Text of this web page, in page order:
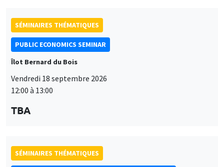
SÉMINAIRES THÉMATIQUES
PUBLIC ECONOMICS SEMINAR
Îlot Bernard du Bois
Vendredi 18 septembre 2026
12:00 à 13:00
TBA
SÉMINAIRES THÉMATIQUES